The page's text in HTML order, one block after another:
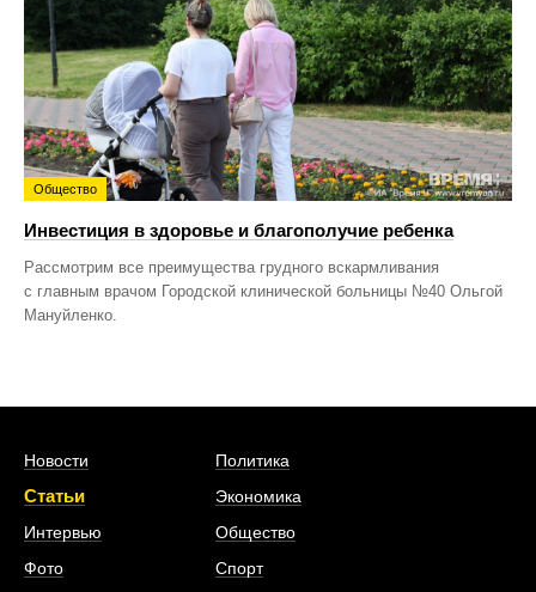
Общество
Инвестиция в здоровье и благополучие ребенка
Рассмотрим все преимущества грудного вскармливания
с главным врачом Городской клинической больницы №40 Ольгой
Мануйленко.
Новости
Статьи
Интервью
Фото
Политика
Экономика
Общество
Спорт